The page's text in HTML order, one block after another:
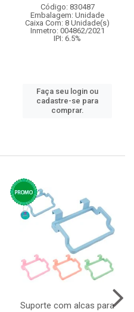
Código: 830487
Embalagem: Unidade
Caixa Com: 8 Unidade(s)
Inmetro: 004862/2021
IPI: 6.5%
Faça seu login ou
cadastre-se para
comprar.
Suporte com alcas para